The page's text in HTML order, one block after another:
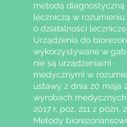
metodą diagnostyczną
leczniczą w rozumieniu
o działalności
Urządzenia do
wykorzystywane w
nie są urządzeniami
medycznymi w
ustawy z dnia 20 maja
wyrobach medycznych
2017 r. poz. 211 z późn.
Metody